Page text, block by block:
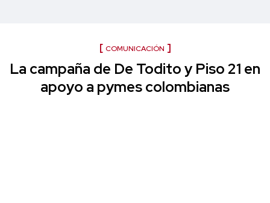
COMUNICACIÓN
La campaña de De Todito y Piso 21 en
apoyo a pymes colombianas